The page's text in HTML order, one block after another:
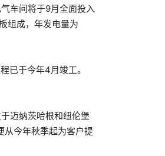
车间将于9月全面投入
组成，年发电量为
已于今年4月竣工。
迈纳茨哈根和纽伦堡
从今年秋季起为客户提